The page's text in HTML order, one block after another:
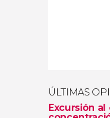
ÚLTIMAS
Excursión